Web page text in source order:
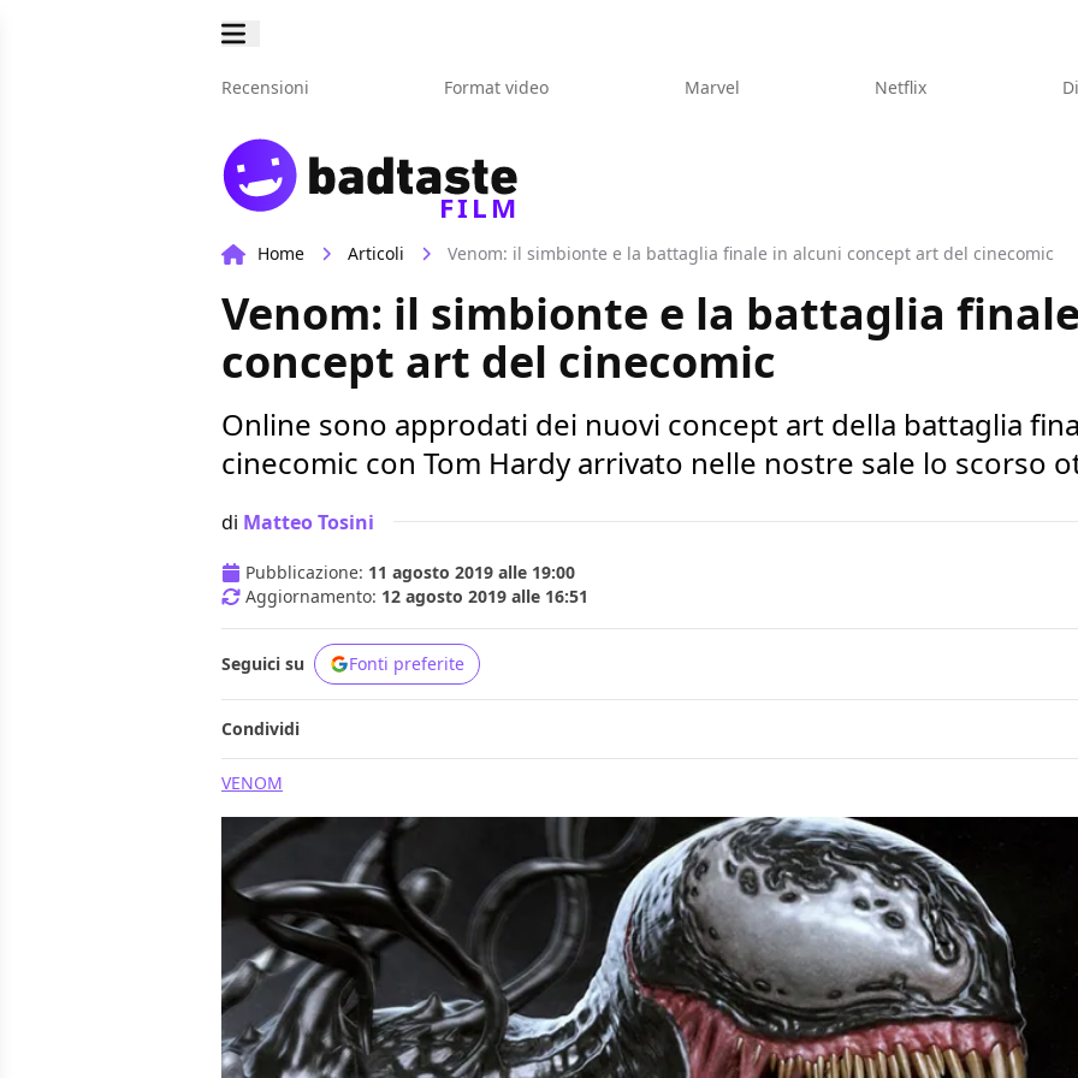
Recensioni Format video Marvel Netflix
FILM
Home Articoli Venom: il simbionte e la battaglia finale in alcuni concept art del cinecomic
Venom: il simbionte e la battaglia
concept art del cinecomic
Online sono approdati dei nuovi concept art della battaglia
cinecomic con Tom Hardy arrivato nelle nostre sale lo scorso
di Matteo Tosini
Pubblicazione: 11 agosto 2019 alle 19:00
Aggiornamento: 12 agosto 2019 alle 16:51
Seguici su Fonti preferite
Condividi
VENOM